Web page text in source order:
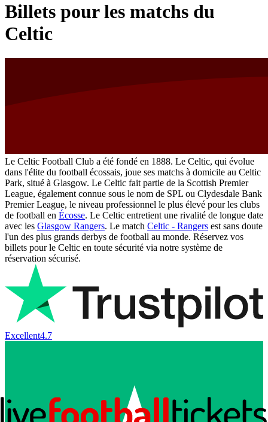
Billets pour les matchs du
Celtic
Le Celtic Football Club a été fondé en 1888. Le Celtic, qui évolue
dans l'élite du football écossais, joue ses matchs à domicile au Celtic
Park, situé à Glasgow. Le Celtic fait partie de la Scottish Premier
League, également connue sous le nom de SPL ou Clydesdale Bank
Premier League, le niveau professionnel le plus élevé pour les clubs
de football en Écosse. Le Celtic entretient une rivalité de longue date
avec les Glasgow Rangers. Le match Celtic - Rangers est sans doute
l'un des plus grands derbys de football au monde. Réservez vos
billets pour le Celtic en toute sécurité via notre système de
réservation sécurisé.
Excellent4.7